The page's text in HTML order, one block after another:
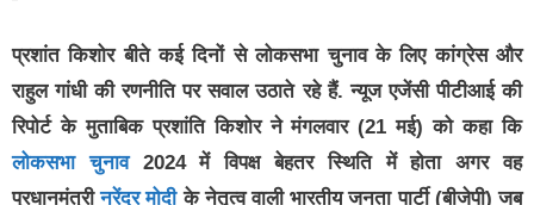
प्रशांत किशोर बीते कई दिनों से लोकसभा चुनाव के लिए कांग्रेस और
राहुल गांधी की रणनीति पर सवाल उठाते रहे हैं. न्यूज एजेंसी पीटीआई की
रिपोर्ट के मुताबिक प्रशांति किशोर ने मंगलवार (21 मई) को कहा कि
लोकसभा चुनाव2024 में विपक्ष बेहतर स्थिति में होता अगर वह
प्रधानमंत्रीनरेंद्र मोदीके नेतृत्व वाली भारतीय जनता पार्टी (बीजेपी) जब